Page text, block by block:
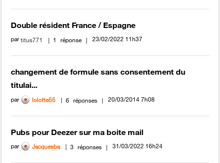
Double résident France / Espagne
partitus771 1 réponse ‎23/02/2022 11h37
changement de formule sans consentement du
titulai...
par lolotte55 6 réponses ‎20/03/2014 7h08
Pubs pour Deezer sur ma boite mail
par Jacquesba 3 réponses ‎31/03/2022 16h24